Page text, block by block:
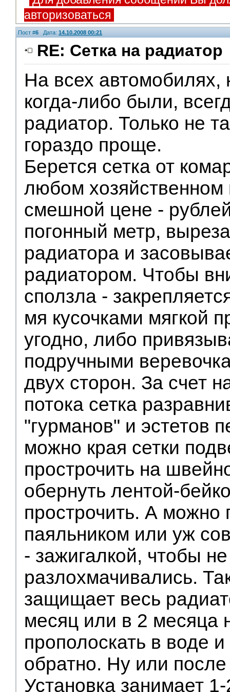
авторизоваться
Пост #6 Дата: 14.10.2008 00:21
RE: Сетка на радиатор
На всех автомобилях,
когда-либо были,
радиатор. Только не
гораздо проще.
Берется сетка от
любом хозяйственном
смешной цене -
погонный метр,
радиатора и
радиатором. Чтобы
сползла -
мя кусочками мягкой
угодно, либо
подручными
двух сторон. За счет
потока сетка
"гурманов" и эстетов
можно края сетки
прострочить на
обернуть лентой-
прострочить. А можно
паяльником или уж
- зажигалкой, чтобы не
разлохмачивались.
защищает весь
месяц или в 2 месяца
прополоскать в воде и
обратно. Ну или
Установка занимает